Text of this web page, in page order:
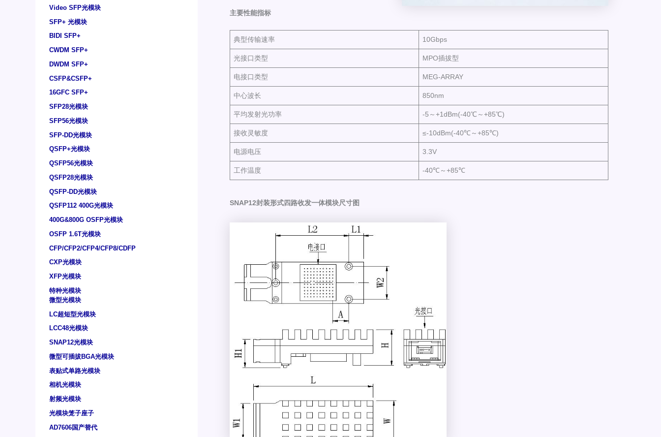
Video SFP光模块
SFP+ 光模块
BIDI SFP+
CWDM SFP+
DWDM SFP+
CSFP&CSFP+
16GFC SFP+
SFP28光模块
SFP56光模块
SFP-DD光模块
QSFP+光模块
QSFP56光模块
QSFP28光模块
QSFP-DD光模块
QSFP112 400G光模块
400G&800G OSFP光模块
OSFP 1.6T光模块
CFP/CFP2/CFP4/CFP8/CDFP
CXP光模块
XFP光模块
特种光模块
微型光模块
LC超短型光模块
LCC48光模块
SNAP12光模块
微型可插拔BGA光模块
表贴式单路光模块
相机光模块
射频光模块
光模块笼子座子
AD7606国产替代
主要性能指标
典型传输速率 10Gbps
光接口类型 MPO插拔型
电接口类型 MEG-ARRAY
中心波长 850nm
平均发射光功率 -5～+1dBm(-40℃～+85℃)
接收灵敏度 ≤-10dBm(-40℃～+85℃)
电源电压 3.3V
工作温度 -40℃～+85℃
SNAP12封装形式四路收发一体模块尺寸图